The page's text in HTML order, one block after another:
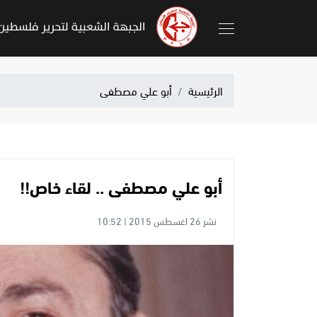
الرئيسية أبو علي مصطفى
أبو علي مصطفى .. لقاء خاص!!
نشر 26 اغسطس 2015 | 10:52